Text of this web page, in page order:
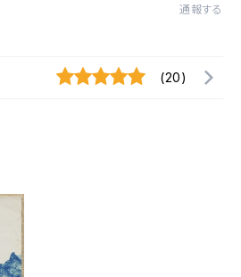
通報する
(20)